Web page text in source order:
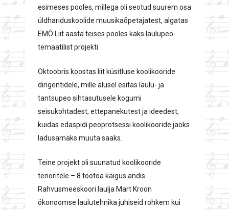
esimeses pooles, millega oli seotud suurem osa
üldhariduskoolide muusikaõpetajatest, algatas
EMÕ Liit aasta teises pooles kaks laulupeo-
temaatilist projekti.
Oktoobris koostas liit küsitluse koolikooride
dirigentidele, mille alusel esitas laulu- ja
tantsupeo sihtasutusele kogumi
seisukohtadest, ettepanekutest ja ideedest,
kuidas edaspidi peoprotsessi koolikooride jaoks
ladusamaks muuta saaks.
Teine projekt oli suunatud koolikooride
tenoritele – 8 töötoa käigus andis
Rahvusmeeskoori laulja Mart Kroon
ökonoomse laulutehnika juhiseid rohkem kui